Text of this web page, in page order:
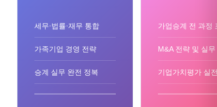
세무·법률·재무 통합
가족기업 경영 전략
승계 실무 완전 정복
가업승계 전 과정
M&A 전략 및 실무
기업가치평가 실